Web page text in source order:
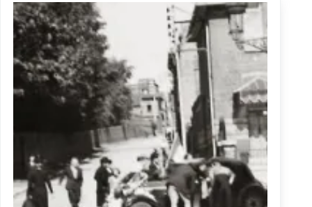
de
la
ville :
une
commémoration
solennelle